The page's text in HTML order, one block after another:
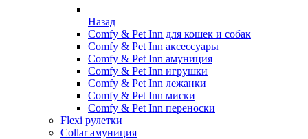
Назад
Comfy & Pet Inn для кошек и собак
Comfy & Pet Inn аксессуары
Comfy & Pet Inn амуниция
Comfy & Pet Inn игрушки
Comfy & Pet Inn лежанки
Comfy & Pet Inn миски
Comfy & Pet Inn переноски
Flexi рулетки
Collar амуниция